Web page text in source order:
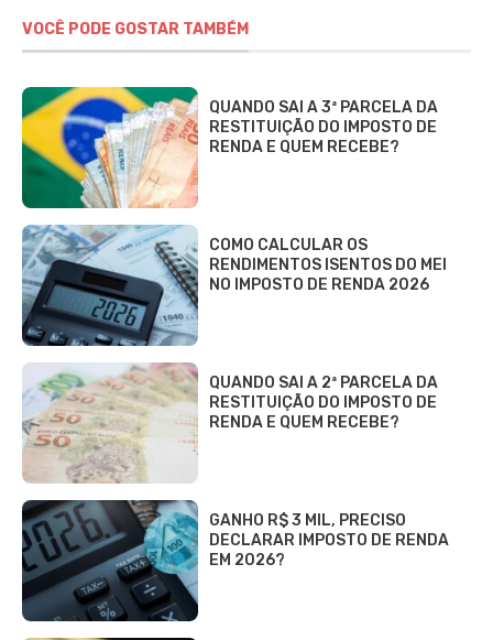
VOCÊ PODE GOSTAR TAMBÉM
QUANDO SAI A 3ª PARCELA DA
RESTITUIÇÃO DO IMPOSTO DE
RENDA E QUEM RECEBE?
COMO CALCULAR OS
RENDIMENTOS ISENTOS DO MEI
NO IMPOSTO DE RENDA 2026
QUANDO SAI A 2ª PARCELA DA
RESTITUIÇÃO DO IMPOSTO DE
RENDA E QUEM RECEBE?
GANHO R$ 3 MIL, PRECISO
DECLARAR IMPOSTO DE RENDA
EM 2026?